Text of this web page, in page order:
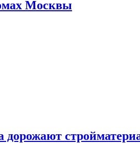
Москвы
дорожают